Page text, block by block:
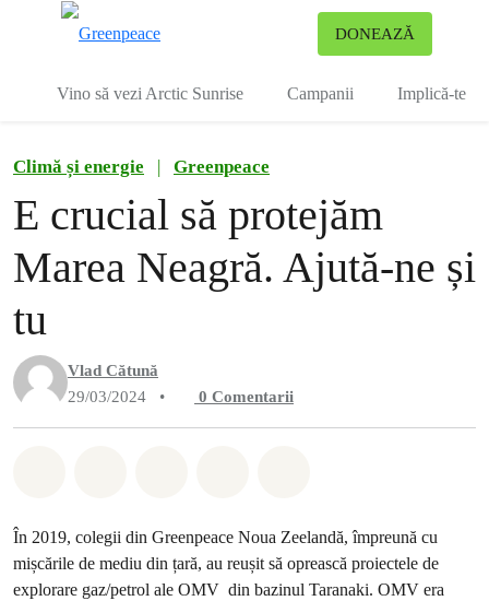
DONEAZĂ
Vino să vezi Arctic Sunrise Campanii Implică-te
Climă și energie | Greenpeace
E crucial să protejăm
Marea Neagră. Ajută-ne și
tu
Vlad Cătună
29/03/2024
• 0 Comentarii
În 2019, colegii din Greenpeace Noua Zeelandă, împreună cu
mișcările de mediu din țară, au reușit să oprească proiectele de
explorare gaz/petrol ale OMV din bazinul Taranaki. OMV era